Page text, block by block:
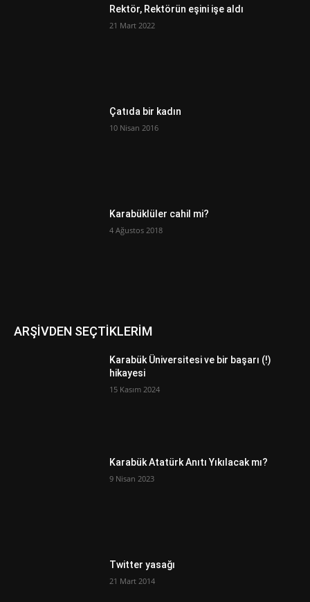
Rektör, Rektörün eşini işe aldı
21 Mart 2022
Çatıda bir kadın
10 Nisan 2016
Karabüklüler cahil mi?
4 Ağustos 2018
ARŞİVDEN SEÇTİKLERİM
Karabük Üniversitesi ve bir başarı (!)
hikayesi
15 Kasım 2024
Karabük Atatürk Anıtı Yıkılacak mı?
9 Nisan 2023
Twitter yasağı
21 Mart 2014